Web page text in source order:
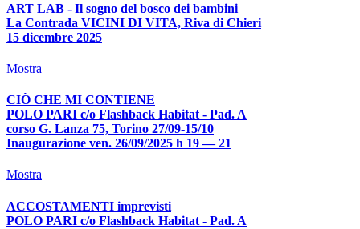
ART LAB - Il sogno del bosco dei bambini
La Contrada VICINI DI VITA, Riva di Chieri
15 dicembre 2025
Mostra
CIÒ CHE MI CONTIENE
POLO PARI c/o Flashback Habitat - Pad. A
corso G. Lanza 75, Torino 27/09-15/10
Inaugurazione ven. 26/09/2025 h 19 — 21
Mostra
ACCOSTAMENTI imprevisti
POLO PARI c/o Flashback Habitat - Pad. A